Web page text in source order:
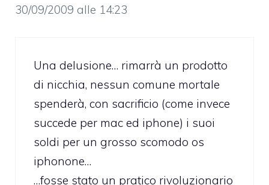
30/09/2009 alle 14:23
Una delusione… rimarrà un prodotto
di nicchia, nessun comune mortale
spenderà, con sacrificio (come invece
succede per mac ed iphone) i suoi
soldi per un grosso scomodo os
iphonone…
…fosse stato un pratico rivoluzionario